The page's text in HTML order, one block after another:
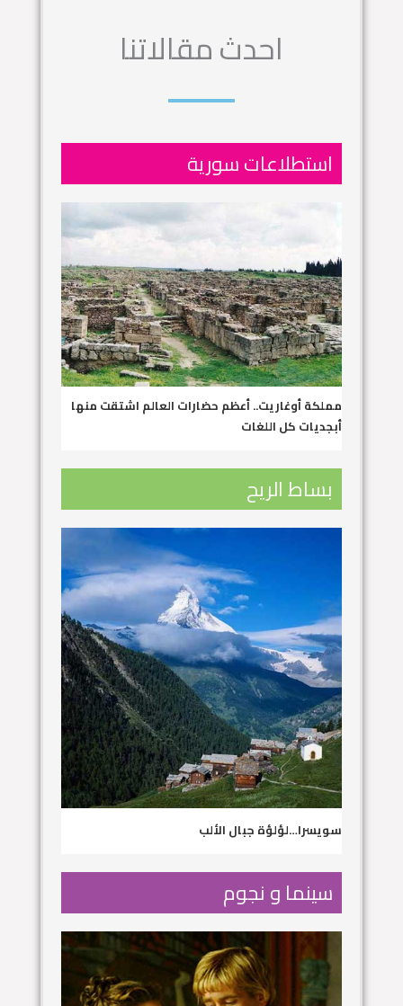
احدث مقالاتنا
استطلاعات سورية
مملكة أوغاريت.. أعظم حضارات العالم اشتقت منها
أبجديات كل اللغات
بساط الريح
سويسرا…لؤلؤة جبال الألب
سينما و نجوم